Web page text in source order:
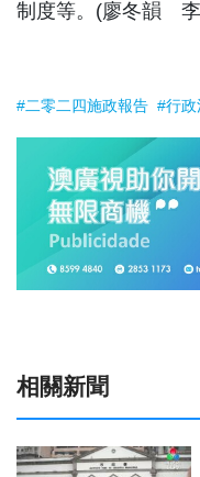
制度等。(廖冬韻
#二零二四施政報告 #行政
相關新聞